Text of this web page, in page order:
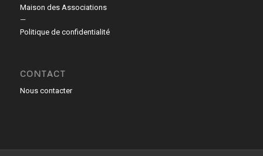
Maison des Associations
—
Politique de confidentialité
CONTACT
Nous contacter